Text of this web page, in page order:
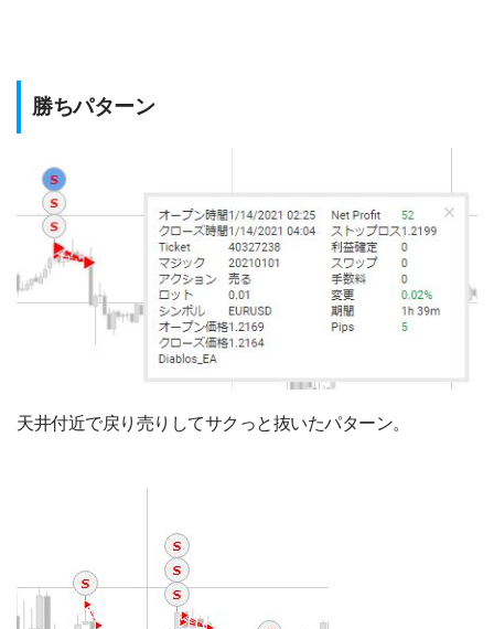
勝ちパターン
天井付近で戻り売りしてサクっと抜いたパターン。